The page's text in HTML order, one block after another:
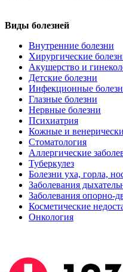
Виды болезней
Внутренние болезни
Хирургические
Акушерство и
Детские болезни
Инфекционные
Глазные болезни
Нервные болезни
Психиатрия
Кожные и
Стоматология
Аллергические
Туберкулез
Болезни уха, горла,
Заболевания
Заболевания опорно-
Косметические
Онкология